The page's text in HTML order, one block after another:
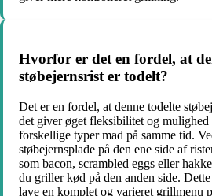
Hvorfor er det en fordel, at
støbejernsrist er todelt?
Det er en fordel, at denne todelte
det giver øget fleksibilitet og mulighed
forskellige typer mad på samme tid.
støbejernsplade på den ene side af
som bacon, scrambled eggs eller
du griller kød på den anden side.
lave en komplet og varieret grillmenu